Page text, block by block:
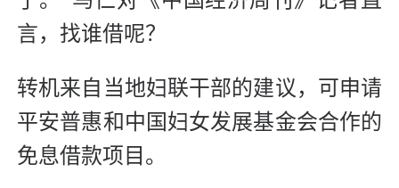
言，找谁借呢？
转机来自当地妇联干部的建议，可申请
平安普惠和中国妇女发展基金会合作的
免息借款项目。